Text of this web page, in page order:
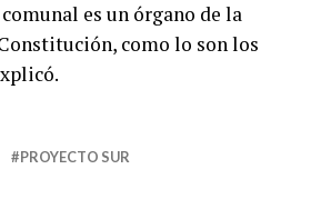
es un órgano de la
como lo son los
PROYECTO SUR